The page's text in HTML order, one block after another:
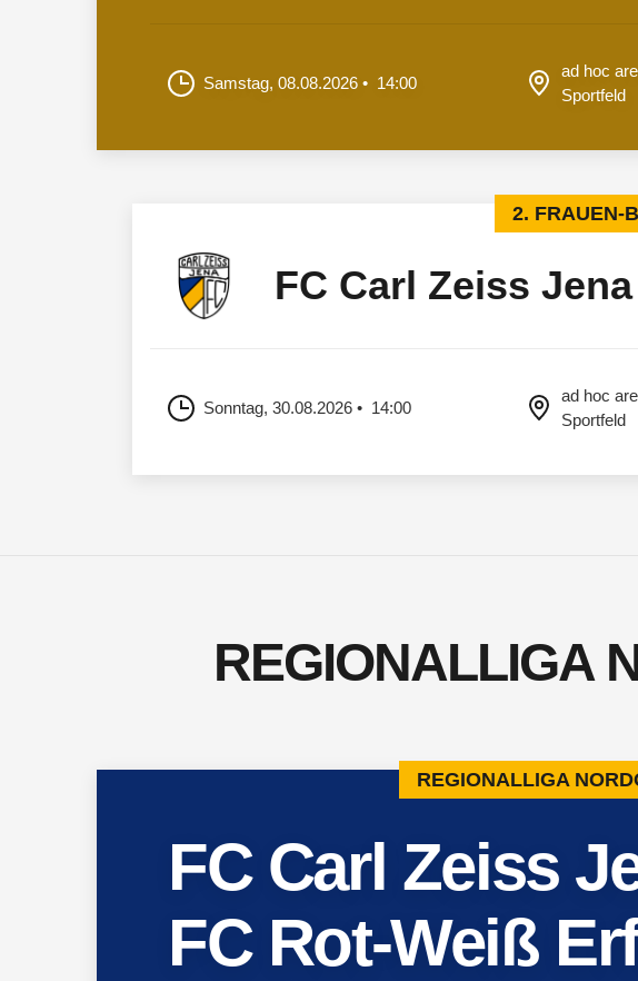
Samstag, 08.08.2026 14:00
ad hoc
Sportfeld
2. FRAUEN-
FC Carl Zeiss Jena
Sonntag, 30.08.2026 14:00
ad hoc
Sportfeld
REGIONALLIGA
REGIONALLIGA
FC Carl Zeiss
FC Rot-Weiß